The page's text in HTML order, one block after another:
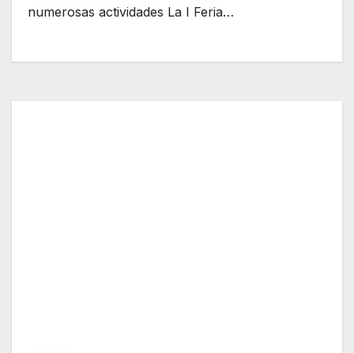
numerosas actividades La I Feria…